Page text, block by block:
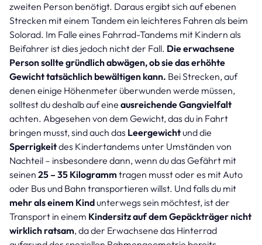
zweiten Person benötigt. Daraus ergibt sich auf ebenen
Strecken mit einem Tandem ein leichteres Fahren als beim
Solorad. Im Falle eines Fahrrad-Tandems mit Kindern als
Beifahrer ist dies jedoch nicht der Fall. Die erwachsene
Person sollte gründlich abwägen, ob sie das erhöhte
Gewicht tatsächlich bewältigen kann. Bei Strecken, auf
denen einige Höhenmeter überwunden werde müssen,
solltest du deshalb auf eine ausreichende Gangvielfalt
achten. Abgesehen von dem Gewicht, das du in Fahrt
bringen musst, sind auch das Leergewicht und die
Sperrigkeitdes Kindertandems unter Umständen von
Nachteil – insbesondere dann, wenn du das Gefährt mit
seinen 25 – 35 Kilogrammtragen musst oder es mit Auto
oder Bus und Bahn transportieren willst. Und falls du mit
mehr als einem Kind unterwegs sein möchtest, ist der
Transport in einem Kindersitz auf dem Gepäckträger nicht
wirklich ratsam, da der Erwachsene das Hinterrad